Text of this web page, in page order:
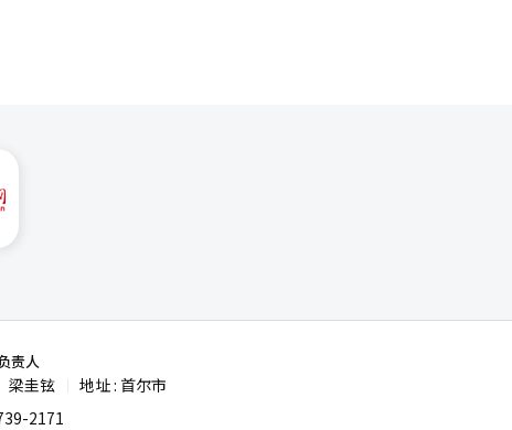
责人
梁圭铉
地址 : 首尔市
2171